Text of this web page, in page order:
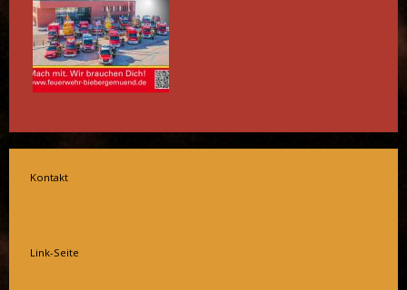
Kontakt
Link-Seite